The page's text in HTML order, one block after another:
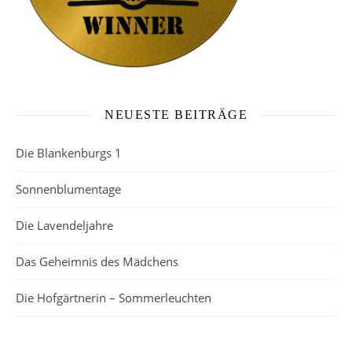
NEUESTE BEITRÄGE
Die Blankenburgs 1
Sonnenblumentage
Die Lavendeljahre
Das Geheimnis des Mädchens
Die Hofgärtnerin – Sommerleuchten